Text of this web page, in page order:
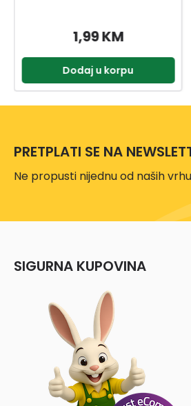
1,55 KM
Dodaj u korpu
PRETPLATI SE NA
Ne propusti nijednu od naših
SIGURNA KUPOVINA